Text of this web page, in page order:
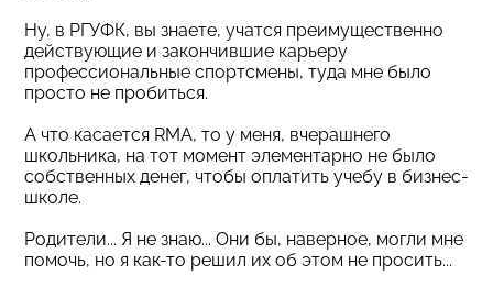
Ну, в РГУФК, вы знаете, учатся преимущественно
действующие и закончившие карьеру
профессиональные спортсмены, туда мне было
просто не пробиться.
А что касается RMA, то у меня, вчерашнего
школьника, на тот момент элементарно не было
собственных денег, чтобы оплатить учебу в бизнес-
школе.
Родители... Я не знаю... Они бы, наверное, могли мне
помочь, но я как-то решил их об этом не просить...